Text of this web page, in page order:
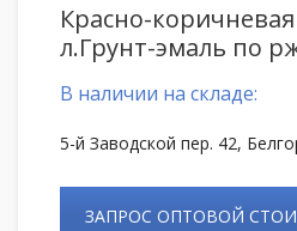
Красно-коричневая
л.Грунт-эмаль по
В наличии на складе:
5-й Заводской пер. 42,
ЗАПРОС ОПТОВОЙ